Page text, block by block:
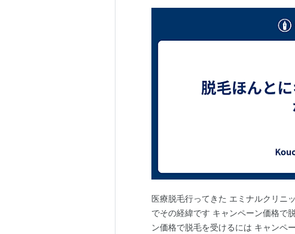
医療脱毛行ってきた エミナルクリニ
でその経緯です キャンペーン価格で
ン価格で脱毛を受けるには キャンペ